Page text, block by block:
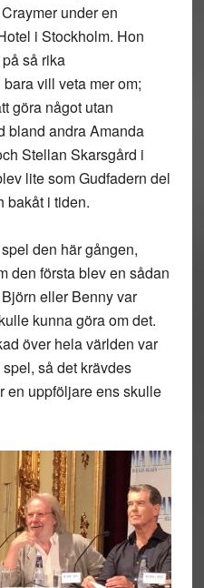
under en
i Stockholm. Hon
så rika
vill veta mer om;
göra något utan
bland andra Amanda
Stellan Skarsgård i
lite som Gudfadern del
bakåt i tiden.
den här gången,
den första blev en sådan
eller Benny var
kunna göra om det.
över hela världen var
så det krävdes
en uppföljare ens skulle